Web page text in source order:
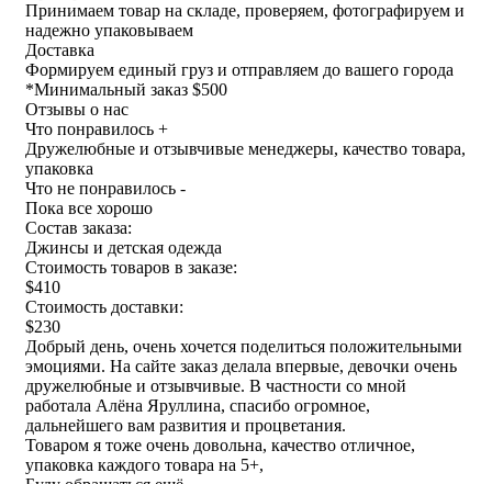
Принимаем товар на складе, проверяем, фотографируем и
надежно упаковываем
Доставка
Формируем единый груз и отправляем до вашего города
*Минимальный заказ $500
Отзывы о нас
Что понравилось +
Дружелюбные и отзывчивые менеджеры, качество товара,
упаковка
Что не понравилось -
Пока все хорошо
Состав заказа:
Джинсы и детская одежда
Стоимость товаров в заказе:
$410
Стоимость доставки:
$230
Добрый день, очень хочется поделиться положительными
эмоциями. На сайте заказ делала впервые, девочки очень
дружелюбные и отзывчивые. В частности со мной
работала Алёна Яруллина, спасибо огромное,
дальнейшего вам развития и процветания.
Товаром я тоже очень довольна, качество отличное,
упаковка каждого товара на 5+,